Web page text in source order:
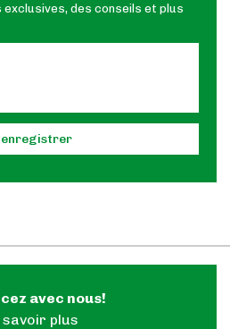
des conseils et plus
avec nous!
savoir plus